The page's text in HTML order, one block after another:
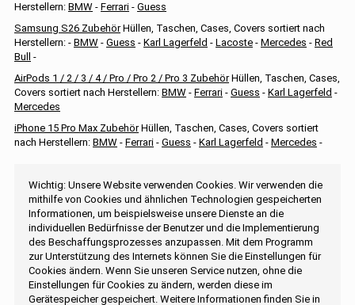
Herstellern: BMW - Ferrari - Guess
Samsung S26 ZubehörHüllen, Taschen, Cases, Covers sortiert nach
Herstellern: - BMW - Guess - Karl Lagerfeld - Lacoste - Mercedes - Red
Bull
-
AirPods 1 / 2 / 3 / 4 / Pro / Pro 2 / Pro 3 ZubehörHüllen, Taschen, Cases,
Covers sortiert nach Herstellern: BMW - Ferrari - Guess - Karl Lagerfeld -
Mercedes
iPhone 15 Pro Max ZubehörHüllen, Taschen, Cases, Covers sortiert
nach Herstellern: BMW - Ferrari - Guess - Karl Lagerfeld - Mercedes -
Wichtig: Unsere Website verwenden Cookies. Wir verwenden die
mithilfe von Cookies und ähnlichen Technologien gespeicherten
Informationen, um beispielsweise unsere Dienste an die
individuellen Bedürfnisse der Benutzer und die Implementierung
des Beschaffungsprozesses anzupassen. Mit dem Programm
zur Unterstützung des Internets können Sie die Einstellungen für
Cookies ändern. Wenn Sie unseren Service nutzen, ohne die
Einstellungen für Cookies zu ändern, werden diese im
Gerätespeicher gespeichert. Weitere Informationen finden Sie in